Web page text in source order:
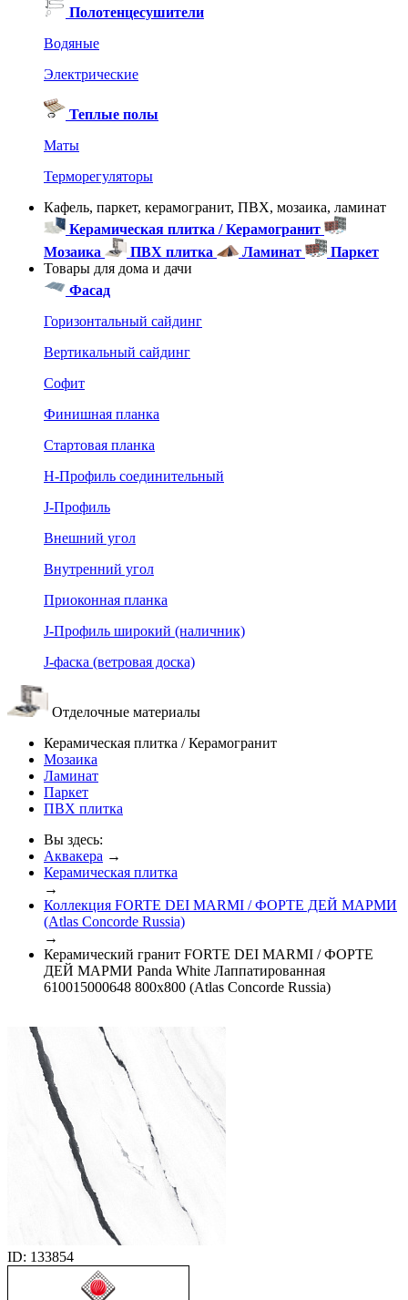
Полотенцесушители
Водяные
Электрические
Теплые полы
Маты
Терморегуляторы
Кафель, паркет, керамогранит, ПВХ, мозаика, ламинат
Керамическая плитка / Керамогранит
Мозаика
ПВХ плитка Ламинат
Паркет
Товары для дома и дачи
Фасад
Горизонтальный сайдинг
Вертикальный сайдинг
Софит
Финишная планка
Стартовая планка
Н-Профиль соединительный
J-Профиль
Внешний угол
Внутренний угол
Приоконная планка
J-Профиль широкий (наличник)
J-фаска (ветровая доска)
Отделочные материалы
Керамическая плитка / Керамогранит
Мозаика
Ламинат
Паркет
ПВХ плитка
Вы здесь:
Аквакера →
Керамическая плитка
→
Коллекция FORTE DEI MARMI / ФОРТЕ ДЕЙ МАРМИ
(Atlas Concorde Russia)
→
Керамический гранит FORTE DEI MARMI / ФОРТЕ
ДЕЙ МАРМИ Panda White Лаппатированная
610015000648 800x800 (Atlas Concorde Russia)
ID: 133854